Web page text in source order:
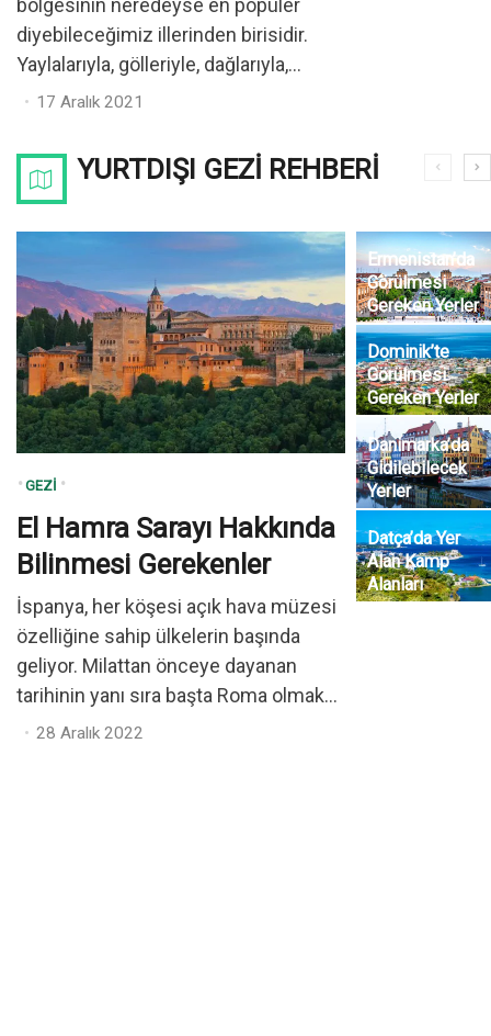
diyebileceğimiz illerinden birisidir.
Yaylalarıyla, gölleriyle, dağlarıyla,...
Posted
17 Aralık 2021
YURTDIŞI GEZI REHBERI
GEZI
El Hamra Sarayı Hakkında
Bilinmesi Gerekenler
İspanya, her köşesi açık hava müzesi
özelliğine sahip ülkelerin başında
geliyor. Milattan önceye dayanan
tarihinin yanı sıra başta Roma olmak...
Posted
28 Aralık 2022
Ermenistan’da
Görülmesi
Gereken Yerler
Dominik’te
Görülmesi
Gereken Yerler
Danimarka’da
Gidilebilecek
Yerler
Datça’da Yer
Alan Kamp
Alanları